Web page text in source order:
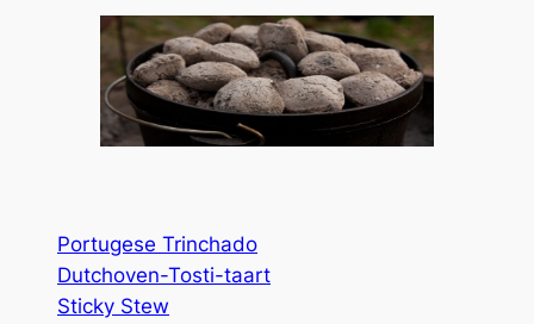
Portugese Trinchado
Dutchoven-Tosti-taart
Sticky Stew